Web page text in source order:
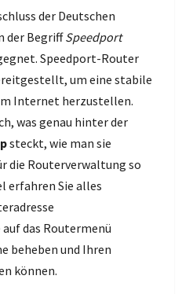
der Deutschen
der BegriffSpeedport
Speedport-Router
um eine stabile
Internet herzustellen.
was genau hinter der
steckt, wie man sie
die Routerverwaltung so
erfahren Sie alles
das Routermenü
beheben und Ihren
können.